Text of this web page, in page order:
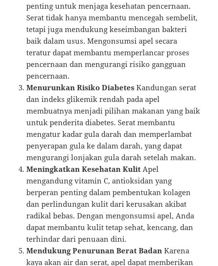
penting untuk menjaga kesehatan pencernaan.
Serat tidak hanya membantu mencegah sembelit,
tetapi juga mendukung keseimbangan bakteri
baik dalam usus. Mengonsumsi apel secara
teratur dapat membantu memperlancar proses
pencernaan dan mengurangi risiko gangguan
pencernaan.
Menurunkan Risiko Diabetes Kandungan serat
dan indeks glikemik rendah pada apel
membuatnya menjadi pilihan makanan yang baik
untuk penderita diabetes. Serat membantu
mengatur kadar gula darah dan memperlambat
penyerapan gula ke dalam darah, yang dapat
mengurangi lonjakan gula darah setelah makan.
Meningkatkan Kesehatan Kulit Apel
mengandung vitamin C, antioksidan yang
berperan penting dalam pembentukan kolagen
dan perlindungan kulit dari kerusakan akibat
radikal bebas. Dengan mengonsumsi apel, Anda
dapat membantu kulit tetap sehat, kencang, dan
terhindar dari penuaan dini.
Mendukung Penurunan Berat Badan Karena
kaya akan air dan serat, apel dapat memberikan